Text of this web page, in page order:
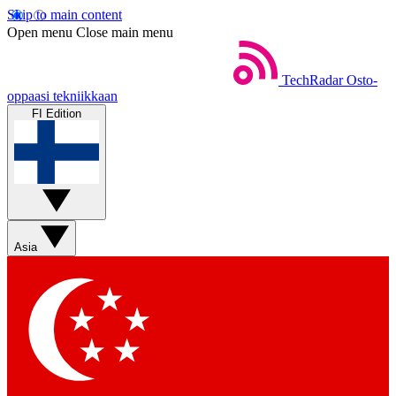
Skip to main content
Open menu Close main menu
TechRadar Osto-
oppaasi tekniikkaan
FI Edition
Asia